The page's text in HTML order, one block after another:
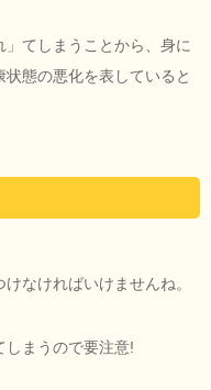
てしまうことから、身に
態の悪化を表していると
なければいけませんね。
しまうので要注意!